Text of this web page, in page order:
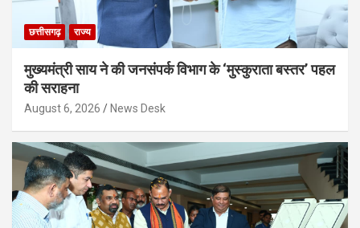
छत्तीसगढ़ राज्य
मुख्यमंत्री साय ने की जनसंपर्क विभाग के ‘मुस्कुराता बस्तर’ पहल
की सराहना
August 6, 2026 News Desk